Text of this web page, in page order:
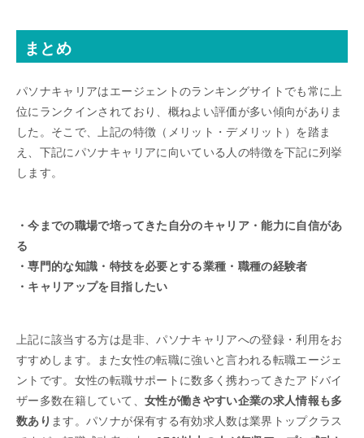
まとめ
パソナキャリアはエージェントのランキングサイトでも常に上
位にランクインされており、概ねよい評価が多い傾向がありま
した。そこで、上記の特徴（メリット・デメリット）を踏ま
え、下記にパソナキャリアに向いている人の特徴を下記に列挙
します。
・今までの職場で培ってきた自分のキャリア・能力に自信があ
る
・専門的な知識・特技を必要とする業種・職種の経験者
・キャリアップを目指したい
上記に該当する方は是非、パソナキャリアへの登録・利用をお
すすめします。また女性の転職に強いと言われる転職エージェ
ントです。女性の転職サポートに数多く携わってきたアドバイ
ザー多数在籍していて、 女性が働きやすい企業の求人情報も多
数あり ます。パソナが保有する有効求人数は業界トップクラス